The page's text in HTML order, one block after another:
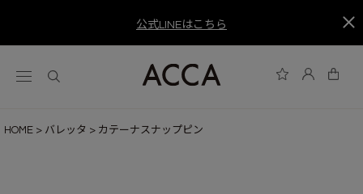
公式LINEはこちら
HOME バレッタ カテーナスナップピン